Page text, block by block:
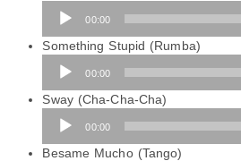
Audio-
Player
00:00
Something Stupid (Rumba)
Audio-
Player
00:00
Sway (Cha-Cha-Cha)
Audio-
Player
00:00
Besame Mucho (Tango)